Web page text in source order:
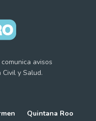
avisos
y Salud.
Quintana Roo